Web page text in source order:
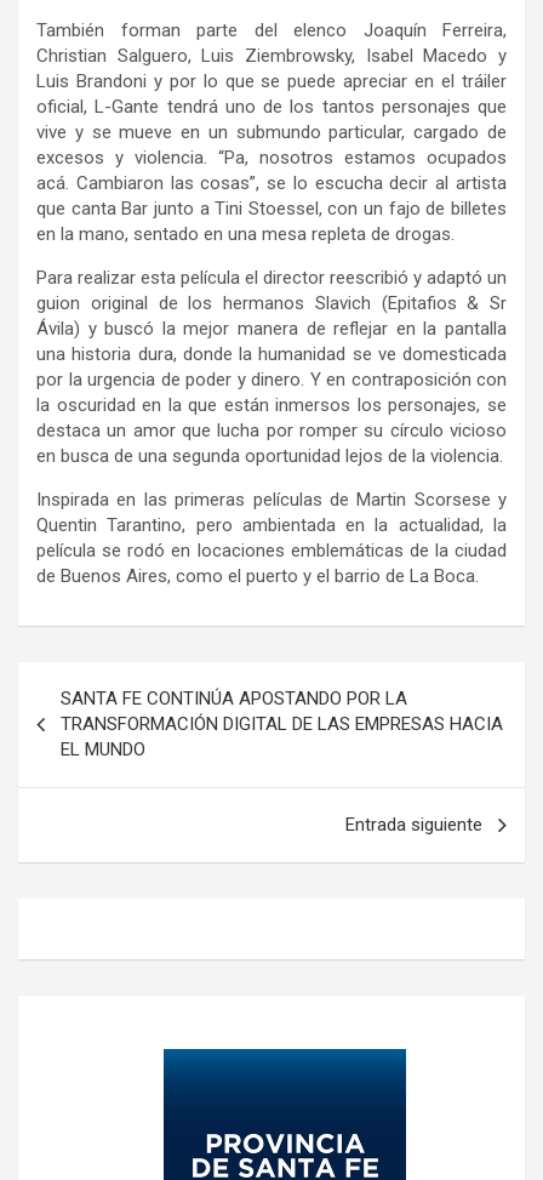
También forman parte del elenco Joaquín Ferreira,
Christian Salguero, Luis Ziembrowsky, Isabel Macedo y
Luis Brandoni y por lo que se puede apreciar en el tráiler
oficial, L-Gante tendrá uno de los tantos personajes que
vive y se mueve en un submundo particular, cargado de
excesos y violencia. “Pa, nosotros estamos ocupados
acá. Cambiaron las cosas”, se lo escucha decir al artista
que canta Bar junto a Tini Stoessel, con un fajo de billetes
en la mano, sentado en una mesa repleta de drogas.
Para realizar esta película el director reescribió y adaptó un
guion original de los hermanos Slavich (Epitafios & Sr
Ávila) y buscó la mejor manera de reflejar en la pantalla
una historia dura, donde la humanidad se ve domesticada
por la urgencia de poder y dinero. Y en contraposición con
la oscuridad en la que están inmersos los personajes, se
destaca un amor que lucha por romper su círculo vicioso
en busca de una segunda oportunidad lejos de la violencia.
Inspirada en las primeras películas de Martin Scorsese y
Quentin Tarantino, pero ambientada en la actualidad, la
película se rodó en locaciones emblemáticas de la ciudad
de Buenos Aires, como el puerto y el barrio de La Boca.
de
entradas
SANTA FE CONTINÚA APOSTANDO POR LA
TRANSFORMACIÓN DIGITAL DE LAS EMPRESAS HACIA
EL MUNDO
Entrada siguiente